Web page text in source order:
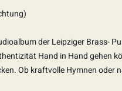
der Leipziger Brass-
Hand in Hand gehen
Ob kraftvolle Hymnen